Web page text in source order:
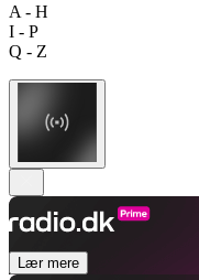
A - H
I - P
Q - Z
Lær mere